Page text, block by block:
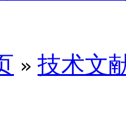
» 技术文